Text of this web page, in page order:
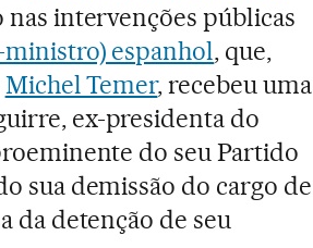
nas intervenções públicas
espanhol, que,
Michel Temer, recebeu uma
ex-presidenta do
do seu Partido
sua demissão do cargo de
da detenção de seu